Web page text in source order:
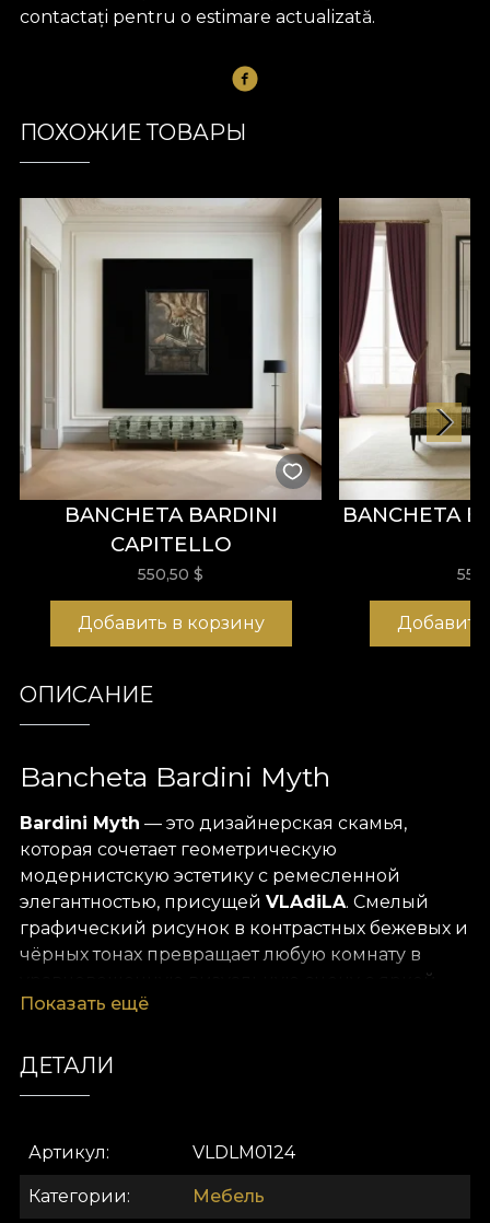
contactați pentru o estimare actualizată.
ПОХОЖИЕ ТОВАРЫ
BANCHETA BARDINI
CAPITELLO
550,50$
Добавить в корзину
BANCHETA
ОПИСАНИЕ
Bancheta Bardini Myth
Bardini Myth — это дизайнерская скамья,
которая сочетает геометрическую
модернистскую эстетику с ремесленной
элегантностью, присущей VLAdiLA. Смелый
графический рисунок в контрастных бежевых и
чёрных тонах превращает любую комнату в
уравновешенную визуальную сцену с яркой
индивидуальностью. Матовая фактура ткани и
архитектурный язык современности, где
Прочная конструкция и продуманные
пропорции обеспечивают комфорт и
устойчивость, а тонкие швейные детали
Показать ещё
ДЕТАЛИ
Артикул VLDLM0124
Категории Мебель